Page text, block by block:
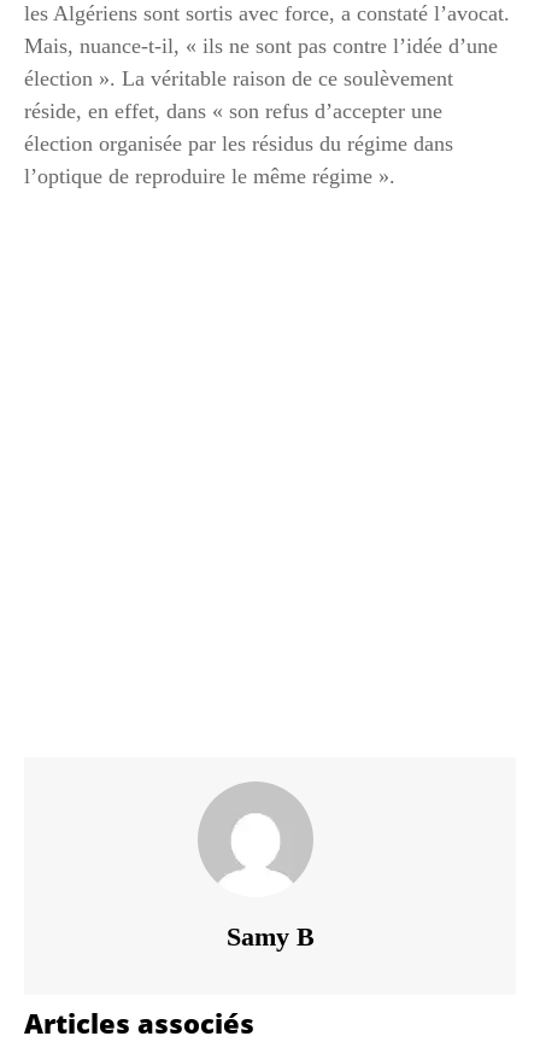
les Algériens sont sortis avec force, a constaté l’avocat.
Mais, nuance-t-il, « ils ne sont pas contre l’idée d’une
élection ». La véritable raison de ce soulèvement
réside, en effet, dans « son refus d’accepter une
élection organisée par les résidus du régime dans
l’optique de reproduire le même régime ».
Samy B
Articles associés